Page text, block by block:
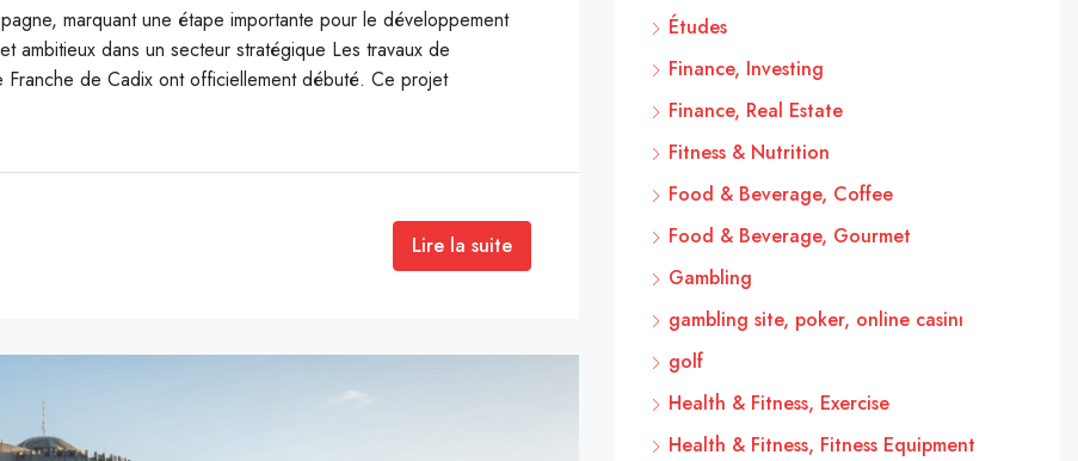
marquant une étape importante pour le développement
ambitieux dans un secteur stratégique Les travaux de
de Cadix ont officiellement débuté. Ce projet
Lire la suite
Études
Finance, Investing
Finance, Real Estate
Fitness & Nutrition
Food & Beverage, Coffee
Food & Beverage, Gourmet
Gambling
gambling site, poker, online casinı
golf
Health & Fitness, Exercise
Health & Fitness, Fitness Equipment